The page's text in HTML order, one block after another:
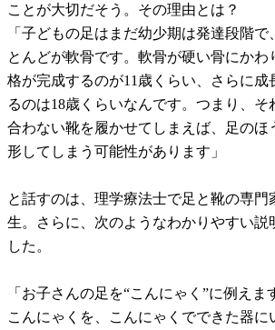
ことが大切だそう。その理由とは？
「子どもの足はまだ幼少期は発達段階
とんどが軟骨です。軟骨が硬い骨にかわ
格が完成するのが11歳くらい、さらに成
るのは18歳くらいなんです。つまり、そ
合わない靴を履かせてしまえば、足のほ
形してしまう可能性があります」
と話すのは、理学療法士で足と靴の専門
生。さらに、次のようなわかりやすい説
した。
「お子さんの足を“こんにゃく”に例え
こんにゃくを、こんにゃくでできた器に